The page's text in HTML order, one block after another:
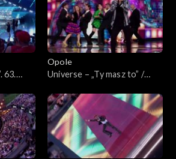
Bogdana Olewicza”
63.
Opole
Universe – „Ty masz to” /
Koncert „Autobiografia.
Jubileusz Bogdana Olewicza”